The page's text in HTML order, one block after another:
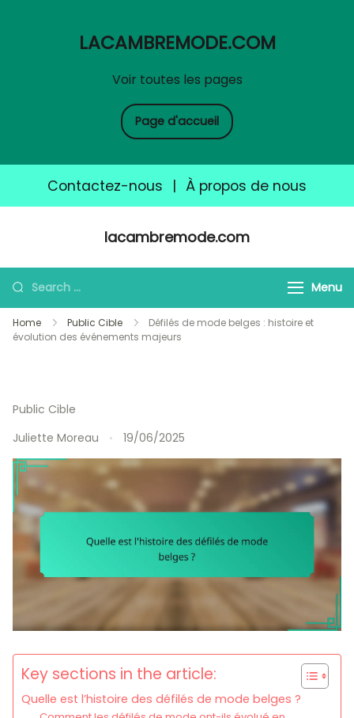
Voir toutes les pages
LACAMBREMODE.COM
Page d'accueil
Contactez-nous | À propos de nous
lacambremode.com
Search
for:
Menu
Home Public Cible
Défilés de mode belges : histoire et
évolution des événements majeurs
Public Cible
Juliette Moreau
19/06/2025
Key sections in the article:
Quelle est l’histoire des défilés de mode belges ?